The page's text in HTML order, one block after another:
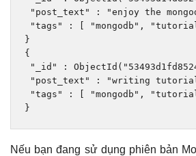
"post_text"
:
"enjoy the
"tags"
: [ "mongodb" ,
}
{
"_id"
: ObjectId (
"post_text"
: "writing
"tags"
: [ "mongodb" ,
}
Nếu bạn đang sử dụng phiên bản